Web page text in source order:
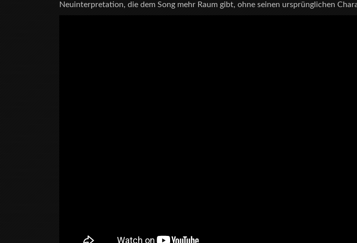
Neuinterpretation, die dem Song mehr Raum gibt, ohne seinen ursprünglichen